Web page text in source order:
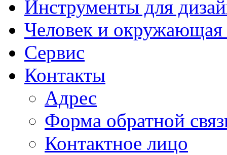
Инструменты для
Человек и окружающая
Сервис
Контакты
Адрес
Форма обратной
Контактное лицо